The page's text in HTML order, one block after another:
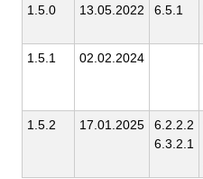
1.5.0 13.05.2022 6.5.1
1.5.1 02.02.2024
1.5.2 17.01.2025
6.2.2.2
6.3.2.1